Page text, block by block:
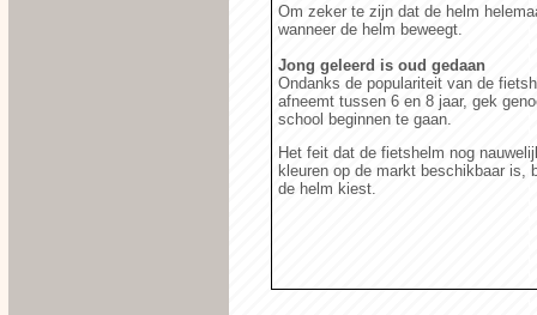
Om zeker te zijn dat de helm
wanneer de helm beweegt.
Jong geleerd is oud gedaan
Ondanks de populariteit van de
afneemt tussen 6 en 8 jaar, gek
school beginnen te gaan.
Het feit dat de fietshelm nog
kleuren op de markt beschikbaar is,
de helm kiest.